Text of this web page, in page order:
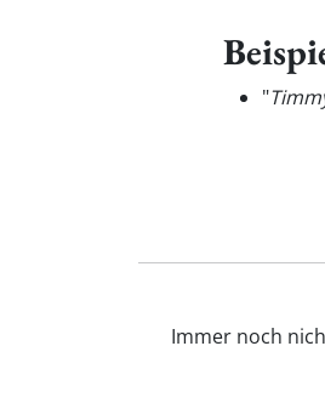
"
Immer noch